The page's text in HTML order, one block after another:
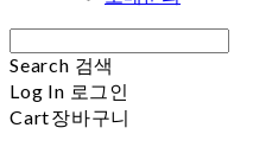
Search 검색
Log In 로그인
Cart장바구니